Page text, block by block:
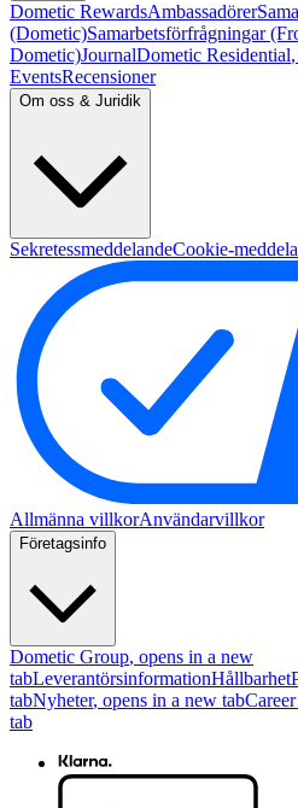
Dometic RewardsAmbassadörer
(Dometic)Samarbetsförfrågningar
Dometic)JournalDometic Residential
EventsRecensioner
Om oss & Juridik
SekretessmeddelandeCookie-
Allmänna villkorAnvändarvillkor
Företagsinfo
Dometic Group, opens in a new
tabLeverantörsinformationHållbarhet
tabNyheter, opens in a new tab
tab